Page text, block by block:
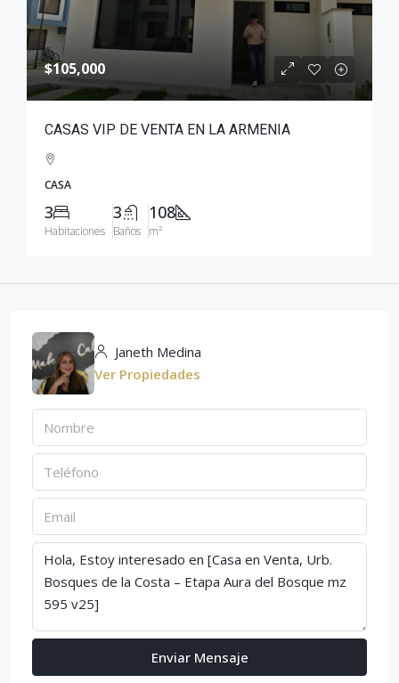
$105,000
CASAS VIP DE VENTA EN LA ARMENIA
CASA
3
Habitaciones
3
Baños
108
m²
Janeth Medina
Ver Propiedades
Enviar Mensaje